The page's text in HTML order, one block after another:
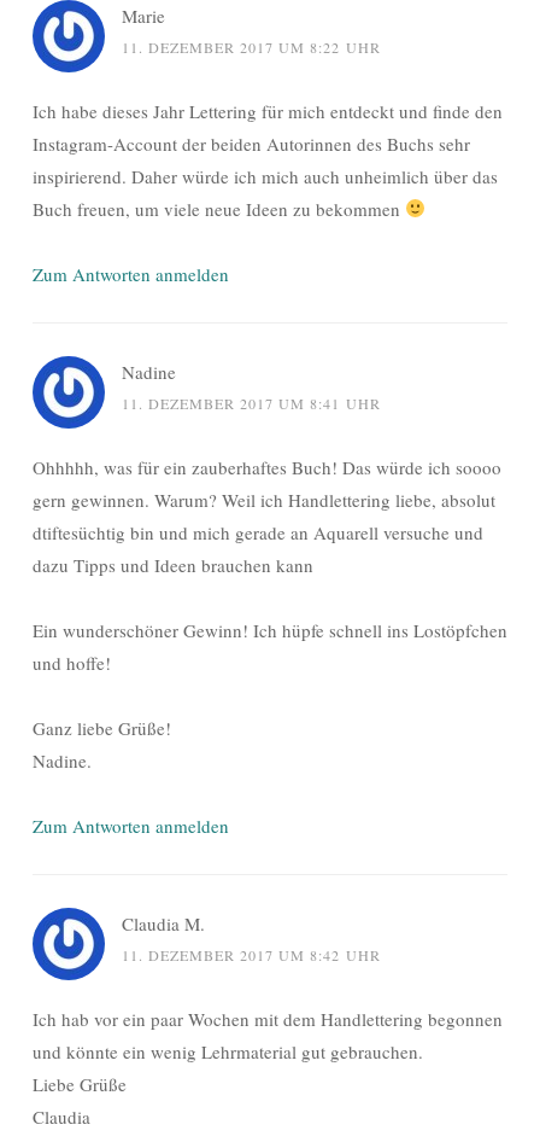
Marie
11. DEZEMBER 2017 UM 8:22 UHR
Ich habe dieses Jahr Lettering für mich entdeckt und finde den
Instagram-Account der beiden Autorinnen des Buchs sehr
inspirierend. Daher würde ich mich auch unheimlich über das
Buch freuen, um viele neue Ideen zu bekommen
Zum Antworten anmelden
Nadine
11. DEZEMBER 2017 UM 8:41 UHR
Ohhhhh, was für ein zauberhaftes Buch! Das würde ich soooo
gern gewinnen. Warum? Weil ich Handlettering liebe, absolut
dtiftesüchtig bin und mich gerade an Aquarell versuche und
dazu Tipps und Ideen brauchen kann
Ein wunderschöner Gewinn! Ich hüpfe schnell ins Lostöpfchen
und hoffe!
Ganz liebe Grüße!
Nadine.
Zum Antworten anmelden
Claudia M.
11. DEZEMBER 2017 UM 8:42 UHR
Ich hab vor ein paar Wochen mit dem Handlettering begonnen
und könnte ein wenig Lehrmaterial gut gebrauchen.
Liebe Grüße
Claudia